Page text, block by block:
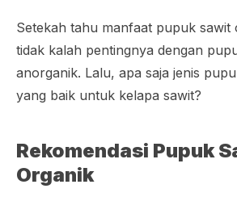
Setekah tahu manfaat pupuk sawit
tidak kalah pentingnya dengan
anorganik. Lalu, apa saja jenis
yang baik untuk kelapa sawit?
Rekomendasi Pupuk
Organik